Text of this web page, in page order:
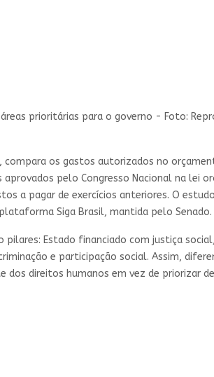
prioritárias para o governo - Foto:
, compara os gastos autorizados no
pelo Congresso Nacional na lei
a pagar de exercícios anteriores. O
Siga Brasil, mantida pelo Senado.
Estado financiado com justiça
e participação social. Assim,
direitos humanos em vez de priorizar